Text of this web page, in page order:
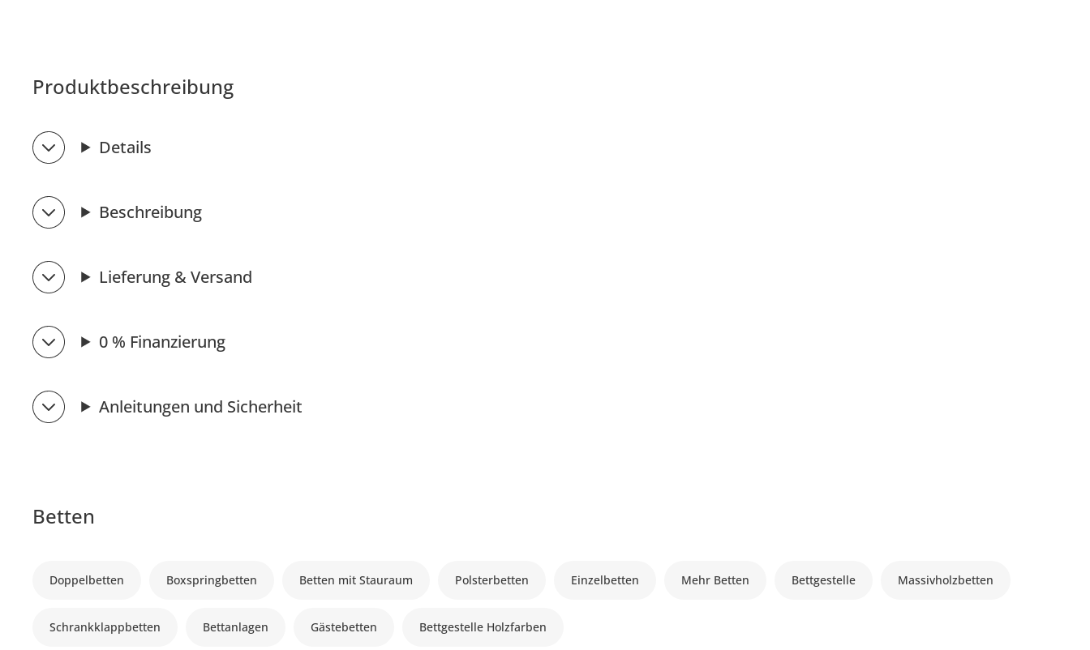
Produktbeschreibung
Details
Beschreibung
Lieferung & Versand
0 % Finanzierung
Anleitungen und Sicherheit
Betten
Doppelbetten Boxspringbetten Betten mit Stauraum Polsterbetten Einzelbetten Mehr Betten Bettgestelle Massivholzbetten
Schrankklappbetten Bettanlagen Gästebetten Bettgestelle Holzfarben